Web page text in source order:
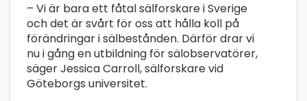
– Vi är bara ett fåtal sälforskare i Sverige
och det är svårt för oss att hålla koll på
förändringar i sälbestånden. Därför drar vi
nu i gång en utbildning för sälobservatörer,
säger Jessica Carroll, sälforskare vid
Göteborgs universitet.